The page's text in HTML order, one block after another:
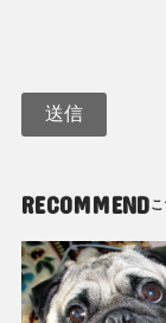
RECOMMEND